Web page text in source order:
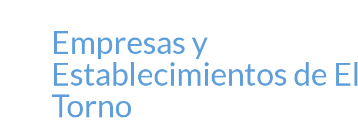
Empresas y
Establecimientos de El
Torno